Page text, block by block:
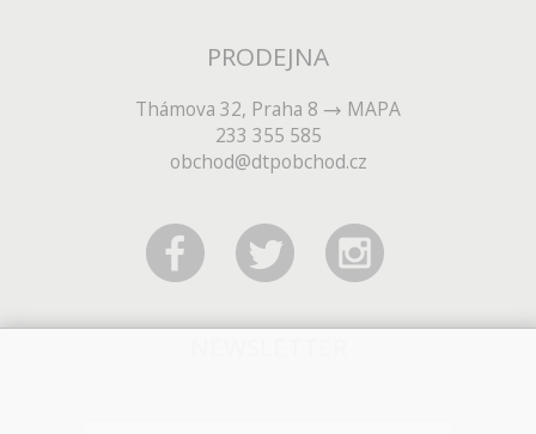
PRODEJNA
Thámova 32, Praha 8
MAPA
233 355 585
obchod@dtpobchod.cz